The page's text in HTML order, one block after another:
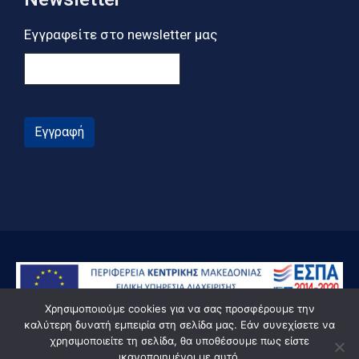
Εγγραφείτε στο newsletter μας
Εγγραφή
Χρησιμοποιούμε cookies για να σας προσφέρουμε την
καλύτερη δυνατή εμπειρία στη σελίδα μας. Εάν συνεχίσετε να
χρησιμοποιείτε τη σελίδα, θα υποθέσουμε πως είστε